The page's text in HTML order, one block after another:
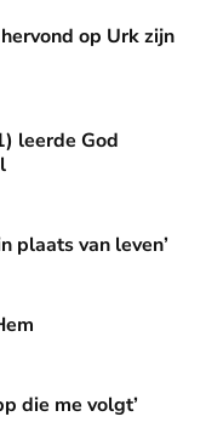
zijn rustop Urk zijn
in de dodencel
leerde God
plaats van leven’
die me volgt’